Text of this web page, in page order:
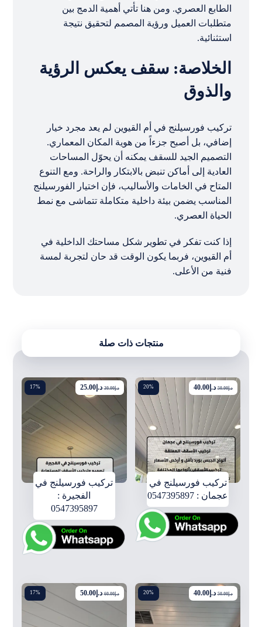
الطابع العصري. ومن هنا تأتي أهمية الدمج بين
متطلبات العميل ورؤية المصمم لتحقيق نتيجة
استثنائية.
الخلاصة: سقف يعكس الرؤية
والذوق
تركيب فورسيلنج في أم القيوين لم يعد مجرد خيار
إضافي، بل أصبح جزءاً من هوية المكان المعماري.
التصميم الجيد للسقف يمكنه أن يحوّل المساحات
العادية إلى أماكن تنبض بالابتكار والراحة. ومع التنوع
المتاح في الخامات والأساليب، فإن اختيار الفورسيلنج
المناسب يضمن بيئة داخلية متكاملة تتماشى مع نمط
الحياة العصري.
إذا كنت تفكر في تطوير شكل مساحتك الداخلية في
أم القيوين، فربما يكون الوقت قد حان لتجربة لمسة
فنية من الأعلى.
منتجات ذات صلة
20%
تركيب فورسيلنج في
عجمان : 0547395897
د.إ50.00 د.إ40.00
17%
تركيب فورسيلنج في
الفجيرة :
0547395897
د.إ30.00 د.إ25.00
20% د.إ50.00 د.إ40.00
17% د.إ60.00 د.إ50.00